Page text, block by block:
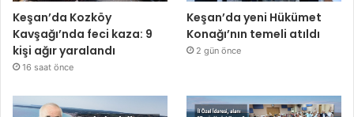
Keşan’da Kozköy
Kavşağı’nda feci kaza: 9
kişi ağır yaralandı
16 saat önce
Keşan’da yeni Hükümet
Konağı’nın temeli atıldı
2 gün önce